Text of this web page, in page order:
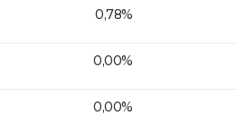
0,78%
0,00%
0,00%